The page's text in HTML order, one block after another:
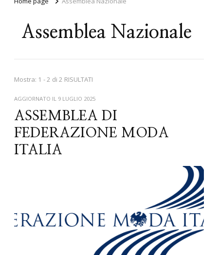
Assemblea Nazionale
Mostra: 1 - 2 di 2 RISULTATI
AGGIORNATO IL 9 LUGLIO 2025
ASSEMBLEA DI
FEDERAZIONE MODA
ITALIA